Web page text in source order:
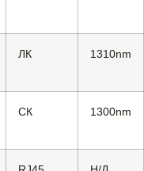
ЛК 1310nm
СК 1300nm